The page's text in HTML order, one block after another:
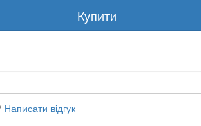
Купити
Написати відгук